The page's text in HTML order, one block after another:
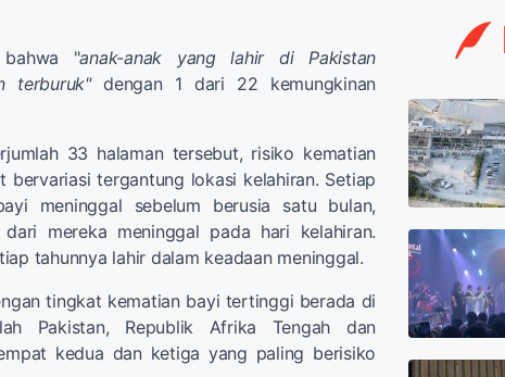
"anak-anak yang lahir di Pakistan
terburuk"dengan 1 dari 22 kemungkinan
33 halaman tersebut, risiko kematian
bervariasi tergantung lokasi kelahiran. Setiap
meninggal sebelum berusia satu bulan,
mereka meninggal pada hari kelahiran.
tahunnya lahir dalam keadaan meninggal.
tingkat kematian bayi tertinggi berada di
Pakistan, Republik Afrika Tengah dan
kedua dan ketiga yang paling berisiko